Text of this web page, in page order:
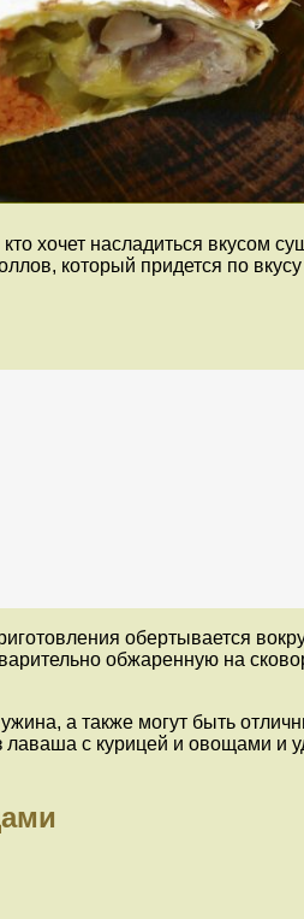
насладиться вкусом
который придется по
обертывается
обжаренную на
а также могут быть
с курицей и овощами и